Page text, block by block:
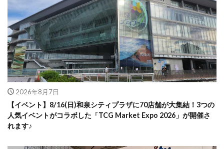
2026年8月7日
【イベント】8/16(日)和泉シティプラザに70店舗が大集結！3つの
人気イベントがコラボした「TCG Market Expo 2026」が開催さ
れます♪